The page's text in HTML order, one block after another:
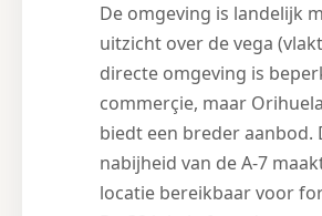
De omgeving is landelijk
uitzicht over de vega
directe omgeving is
commerçie, maar
biedt een breder aanbod.
nabijheid van de A-7
locatie bereikbaar voor